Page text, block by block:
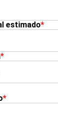
estimado*
*
*